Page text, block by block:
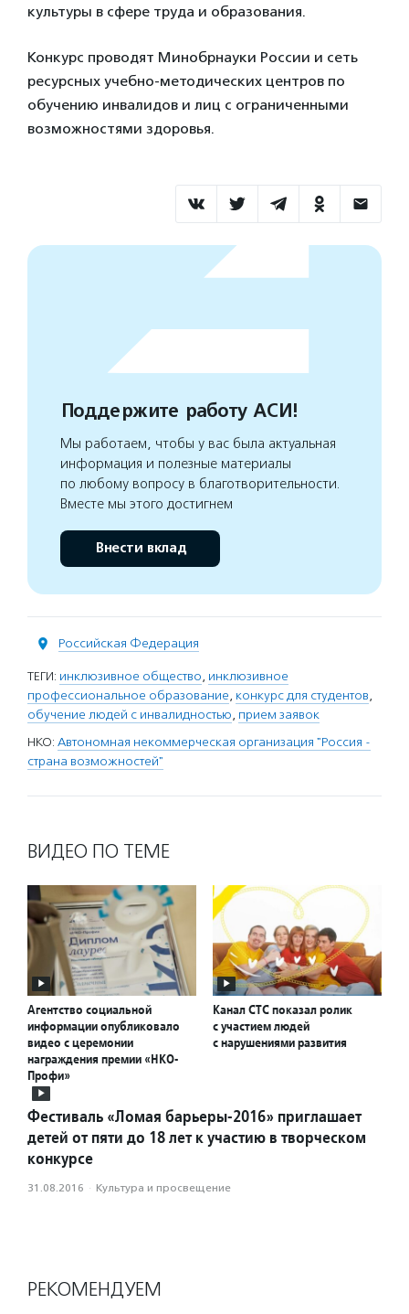
культуры в сфере труда и образования.
Конкурс проводят Минобрнауки России и сеть
ресурсных учебно-методических центров по
обучению инвалидов и лиц с ограниченными
возможностями здоровья.
Поддержите работу АСИ!
Мы работаем, чтобы у вас была актуальная
информация и полезные материалы
по любому вопросу в благотворительности.
Вместе мы этого достигнем
Внести вклад
Российская Федерация
ТЕГИ: инклюзивное общество, инклюзивное
профессиональное образование, конкурс для студентов,
обучение людей с инвалидностью, прием заявок
НКО: Автономная некоммерческая организация "Россия -
страна возможностей"
ВИДЕО ПО ТЕМЕ
Агентство социальной
информации опубликовало
видео с церемонии
награждения премии «НКО-
Профи»
Канал СТС показал ролик
с участием людей
с нарушениями развития
Фестиваль «Ломая барьеры-2016» приглашает
детей от пяти до 18 лет к участию в творческом
конкурсе
31.08.2016 · Культура и просвещение
РЕКОМЕНДУЕМ